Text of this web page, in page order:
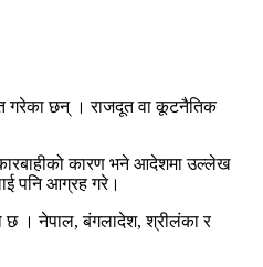
गरेका छन् । राजदूत वा कूटनैतिक
कारबाहीको कारण भने आदेशमा उल्लेख
पनि आग्रह गरे।
छ । नेपाल, बंगलादेश, श्रीलंका र